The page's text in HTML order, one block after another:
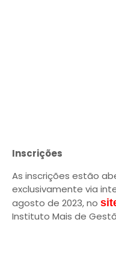
Inscrições
As inscrições estão
exclusivamente via
agosto de 2023, no
Instituto Mais de